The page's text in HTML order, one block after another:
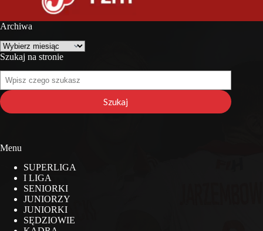
Archiwa
Archiwa
Szukaj na stronie
Szukaj
na
stronie
Szukaj
Menu
SUPERLIGA
I LIGA
SENIORKI
JUNIORZY
JUNIORKI
SĘDZIOWIE